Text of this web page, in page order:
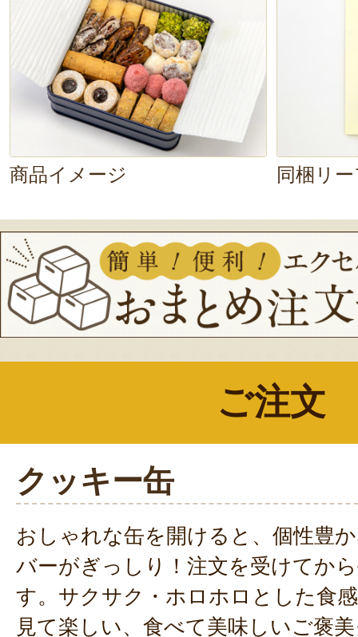
商品イメージ 同梱リ
ご注文
クッキー缶
おしゃれな缶を開けると、個性豊
バーがぎっしり！注文を受けてか
す。サクサク・ホロホロとした食
見て楽しい、食べて美味しいご褒